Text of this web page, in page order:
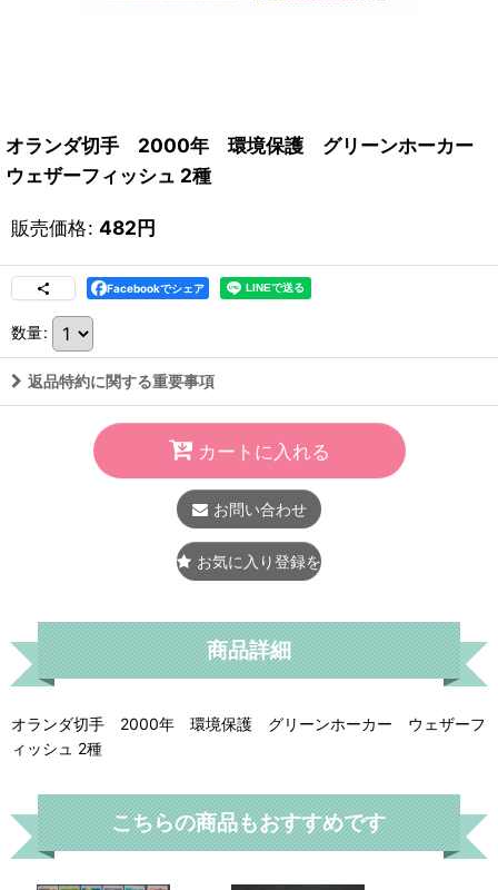
オランダ切手 2000年 環境保護 グリーンホーカー
ウェザーフィッシュ 2種
販売価格: 482円
Facebookでシェア
数量:
返品特約に関する重要事項
カートに入れる
お問い合わせ
お気に入り登録をする
商品詳細
オランダ切手 2000年 環境保護 グリーンホーカー ウェザーフ
ィッシュ 2種
こちらの商品もおすすめです